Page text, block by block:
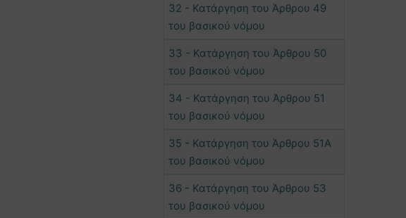
32 - Κατάργηση του Άρθρου 49
του βασικού νόμου
33 - Κατάργηση του Άρθρου 50
του βασικού νόμου
34 - Κατάργηση του Άρθρου 51
του βασικού νόμου
35 - Κατάργηση του Άρθρου 51Α
του βασικού νόμου
36 - Κατάργηση του Άρθρου 53
του βασικού νόμου